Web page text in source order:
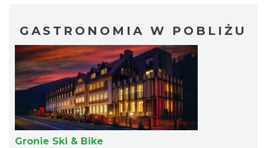
GASTRONOMIA W POBLIŻU
Gronie Ski & Bike